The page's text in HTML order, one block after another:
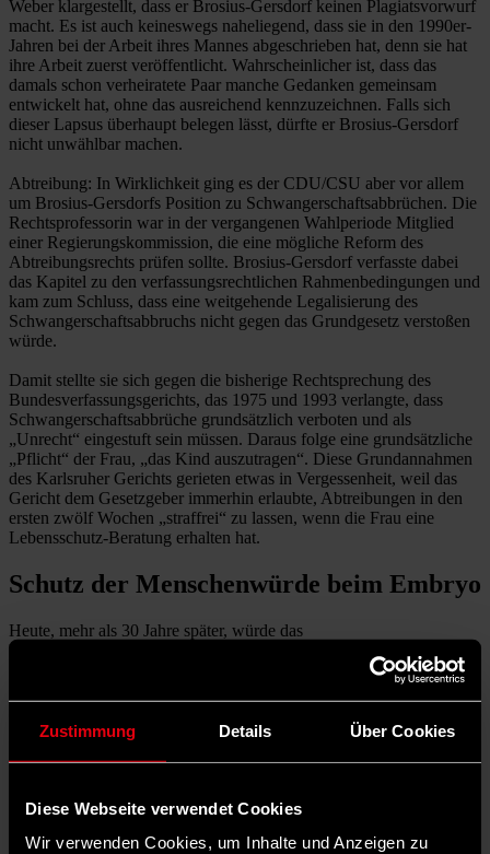
Zustimmung Details Über Cookies
Diese Webseite verwendet Cookies
Wir verwenden Cookies, um Inhalte und Anzeigen zu
Weber klargestellt, dass er Brosius-Gersdorf keinen Plagiatsvorwurf
macht. Es ist auch keineswegs naheliegend, dass sie in den 1990er-
Jahren bei der Arbeit ihres Mannes abgeschrieben hat, denn sie hat
ihre Arbeit zuerst veröffentlicht. Wahrscheinlicher ist, dass das
damals schon verheiratete Paar manche Gedanken gemeinsam
entwickelt hat, ohne das ausreichend kennzuzeichnen. Falls sich
dieser Lapsus überhaupt belegen lässt, dürfte er Brosius-Gersdorf
nicht unwählbar machen.
Abtreibung: In Wirklichkeit ging es der CDU/CSU aber vor allem
um Brosius-Gersdorfs Position zu Schwangerschaftsabbrüchen. Die
Rechtsprofessorin war in der vergangenen Wahlperiode Mitglied
einer Regierungskommission, die eine mögliche Reform des
Abtreibungsrechts prüfen sollte. Brosius-Gersdorf verfasste dabei
das Kapitel zu den verfassungsrechtlichen Rahmenbedingungen und
kam zum Schluss, dass eine weitgehende Legalisierung des
Schwangerschaftsabbruchs nicht gegen das Grundgesetz verstoßen
würde.
Damit stellte sie sich gegen die bisherige Rechtsprechung des
Bundesverfassungsgerichts, das 1975 und 1993 verlangte, dass
Schwangerschaftsabbrüche grundsätzlich verboten und als
„Unrecht“ eingestuft sein müssen. Daraus folge eine grundsätzliche
„Pflicht“ der Frau, „das Kind auszutragen“. Diese Grundannahmen
des Karlsruher Gerichts gerieten etwas in Vergessenheit, weil das
Gericht dem Gesetzgeber immerhin erlaubte, Abtreibungen in den
ersten zwölf Wochen „straffrei“ zu lassen, wenn die Frau eine
Lebensschutz-Beratung erhalten hat.
Schutz der Menschenwürde beim Embryo
Heute, mehr als 30 Jahre später, würde das
Bundesverfassungsgericht aber wohl auch ohne Brosius-Gersdorf
anders argumentieren, wenn es entsprechende Fälle gäbe.
Schließlich ist der Frauenanteil am BVerfG heute deutlich höher und
über ihren Körper mehr als damals. Möglicherweise würde Brosius-
gute Gründe gebe, dem Embryo/Fetus nicht den Schutz der
geborenen Menschen. Allerdings solle der Embryo/Fetus